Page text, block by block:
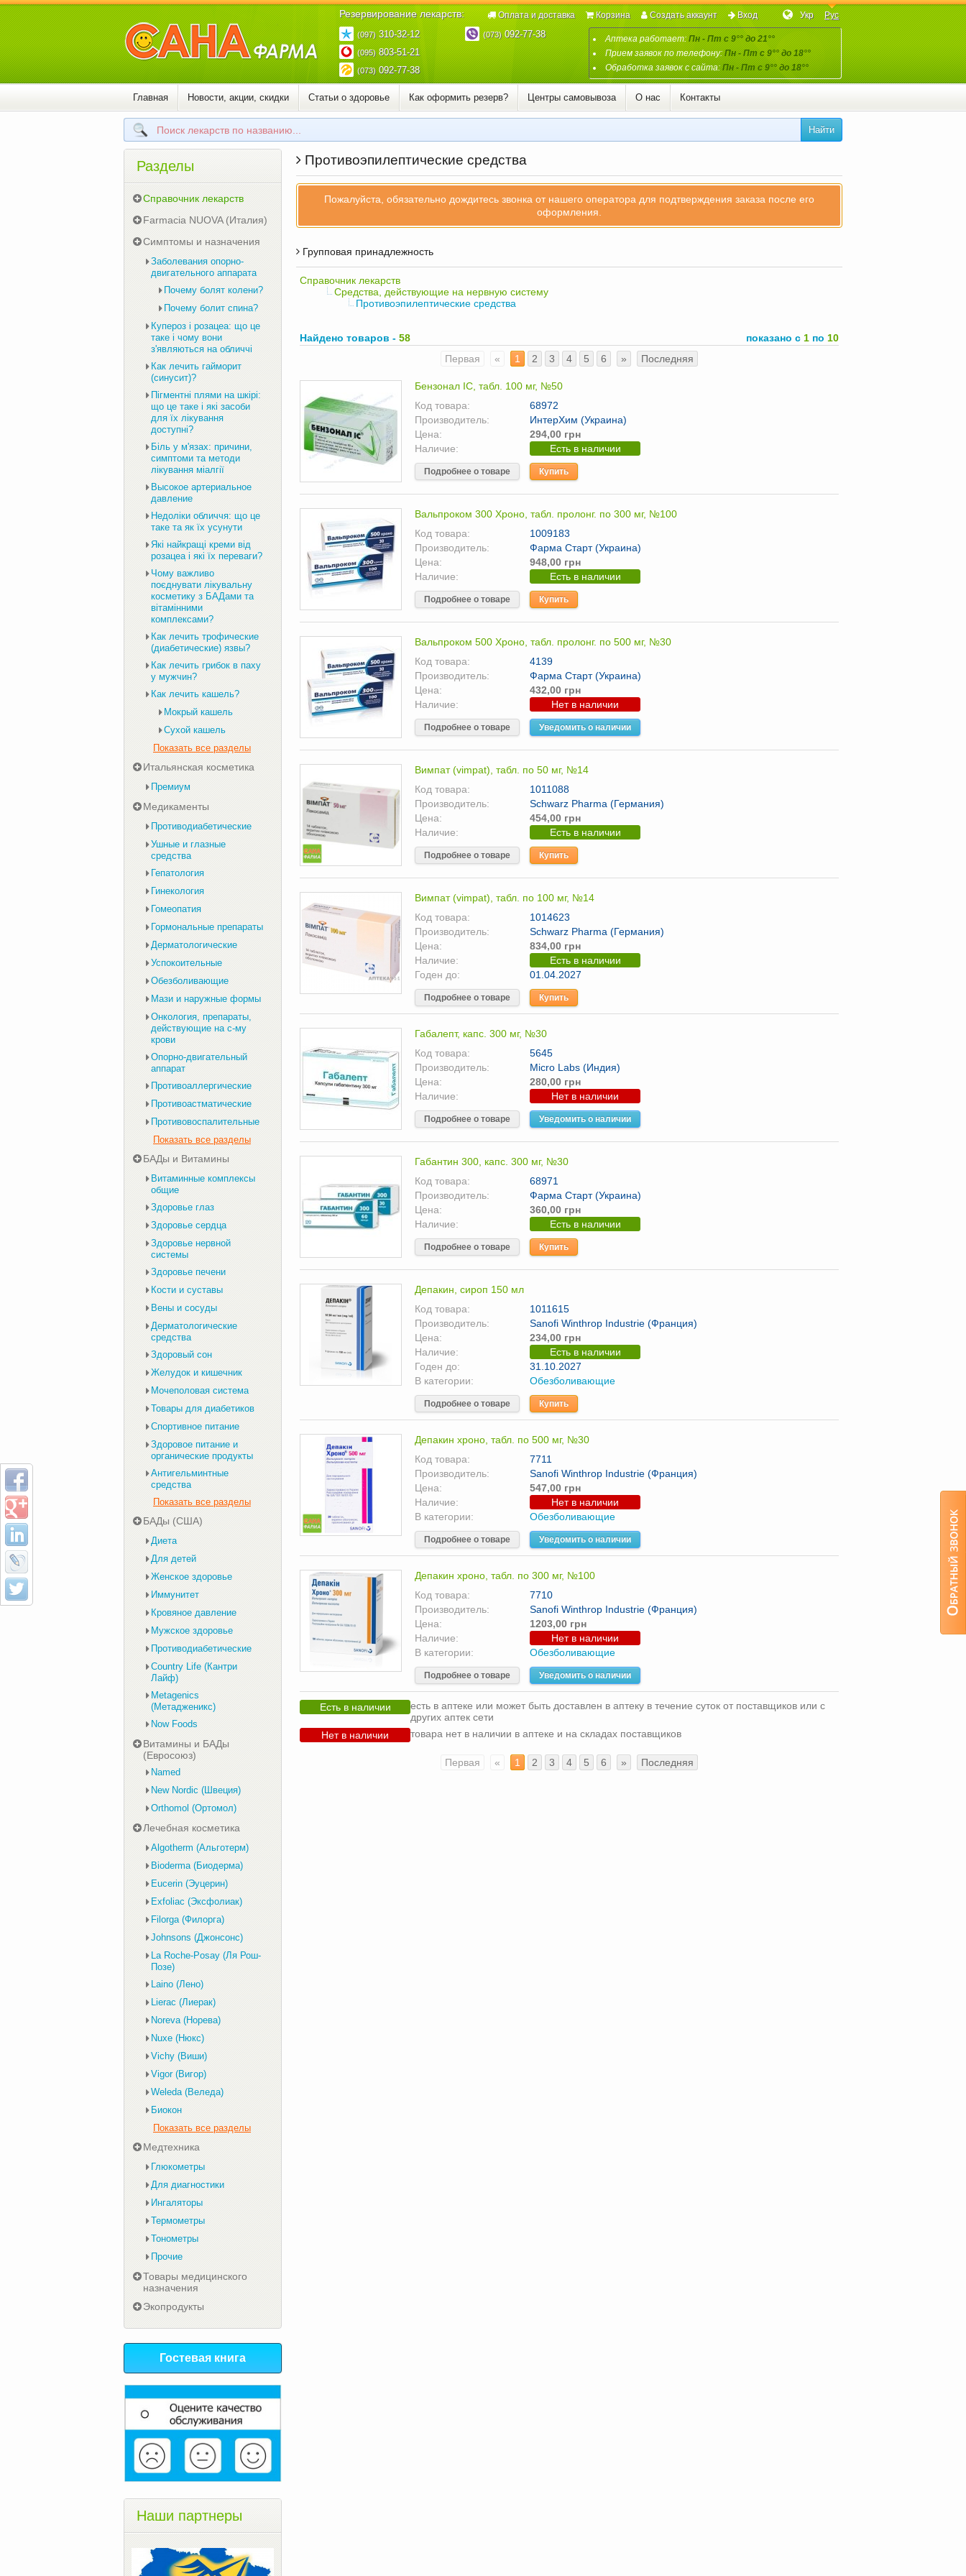
Резервирование лекарств:
(097)310-32-12
(095)803-51-21
(073)092-77-38
(073)092-77-38 Аптека работает:Пн - Пт с 9°° до 21°°
Прием заявок по телефону:Пн - Пт с 9°° до 18°°
Обработка заявок с сайта:Пн - Пт с 9°° до 18°°
Укр Рус
Оплата и доставка Корзина Создать аккаунт Вход
Главная Новости, акции, скидки Статьи о здоровье Как оформить резерв? Центры самовывоза О нас Контакты
Найти
Противоэпилептические средства
Пожалуйста, обязательно дождитесь звонка от нашего оператора для подтверждения заказа после его
оформления.
Групповая принадлежность
Справочник лекарств
Средства, действующие на нервную систему
Противоэпилептические средства
Найдено товаров - 58 показано с 1 по 10
Первая
« 1 2 3 4 5 6 » Последняя
Бензонал IC, табл. 100 мг, №50
Код товара:
68972
Производитель:
ИнтерХим (Украина)
Цена:
294,00 грн
Наличие:
Есть в наличии
Подробнее о товаре Купить
Вальпроком 300 Хроно, табл. пролонг. по 300 мг, №100
Код товара:
1009183
Производитель:
Фарма Старт (Украина)
Цена:
948,00 грн
Наличие:
Есть в наличии
Подробнее о товаре Купить
Вальпроком 500 Хроно, табл. пролонг. по 500 мг, №30
Код товара:
4139
Производитель:
Фарма Старт (Украина)
Цена:
432,00 грн
Наличие:
Нет в наличии
Подробнее о товаре Уведомить о наличии
Вимпат (vimpat), табл. по 50 мг, №14
Код товара:
1011088
Производитель:
Schwarz Pharma (Германия)
Цена:
454,00 грн
Наличие:
Есть в наличии
Подробнее о товаре Купить
Вимпат (vimpat), табл. по 100 мг, №14
Код товара:
1014623
Производитель:
Schwarz Pharma (Германия)
Цена:
834,00 грн
Наличие:
Есть в наличии
Годен до:
01.04.2027
Подробнее о товаре Купить
Габалепт, капс. 300 мг, №30
Код товара:
5645
Производитель:
Micro Labs (Индия)
Цена:
280,00 грн
Наличие:
Нет в наличии
Подробнее о товаре Уведомить о наличии
Габантин 300, капс. 300 мг, №30
Код товара:
68971
Производитель:
Фарма Старт (Украина)
Цена:
360,00 грн
Наличие:
Есть в наличии
Подробнее о товаре Купить
Депакин, сироп 150 мл
Код товара:
1011615
Производитель:
Sanofi Winthrop Industrie (Франция)
Цена:
234,00 грн
Наличие:
Есть в наличии
Годен до:
31.10.2027
В категории:
Обезболивающие
Подробнее о товаре Купить
Депакин хроно, табл. по 500 мг, №30
Код товара:
7711
Производитель:
Sanofi Winthrop Industrie (Франция)
Цена:
547,00 грн
Наличие:
Нет в наличии
В категории:
Обезболивающие
Подробнее о товаре Уведомить о наличии
Депакин хроно, табл. по 300 мг, №100
Код товара:
7710
Производитель:
Sanofi Winthrop Industrie (Франция)
Цена:
1203,00 грн
Наличие:
Нет в наличии
В категории:
Обезболивающие
Подробнее о товаре Уведомить о наличии
Есть в наличии
есть в аптеке или может быть доставлен в аптеку в течение суток от поставщиков или с
других аптек сети
Нет в наличии
товара нет в наличии в аптеке и на складах поставщиков
Первая « 1 2 3 4 5 6 » Последняя
Разделы
Справочник лекарств
Farmacia NUOVA (Италия)
Симптомы и назначения
Заболевания опорно-
двигательного аппарата
Почему болят колени?
Почему болит спина?
Купероз і розацеа: що це
таке і чому вони
з'являються на обличчі
Как лечить гайморит
(синусит)?
Пігментні плями на шкірі:
що це таке і які засоби
для їх лікування
доступні?
Біль у м'язах: причини,
симптоми та методи
лікування міалгії
Высокое артериальное
давление
Недоліки обличчя: що це
таке та як їх усунути
Які найкращі креми від
розацеа і які їх переваги?
Чому важливо
поєднувати лікувальну
косметику з БАДами та
вітамінними
комплексами?
Как лечить трофические
(диабетические) язвы?
Как лечить грибок в паху
у мужчин?
Как лечить кашель?
Мокрый кашель
Сухой кашель
Показать все разделы
Итальянская косметика
Премиум
Медикаменты
Противодиабетические
Ушные и глазные
средства
Гепатология
Гинекология
Гомеопатия
Гормональные препараты
Дерматологические
Успокоительные
Обезболивающие
Мази и наружные формы
Онкология, препараты,
действующие на с-му
крови
Опорно-двигательный
аппарат
Противоаллергические
Противоастматические
Противовоспалительные
Показать все разделы
БАДы и Витамины
Витаминные комплексы
общие
Здоровье глаз
Здоровье сердца
Здоровье нервной
системы
Здоровье печени
Кости и суставы
Вены и сосуды
Дерматологические
средства
Здоровый сон
Желудок и кишечник
Мочеполовая система
Товары для диабетиков
Спортивное питание
Здоровое питание и
органические продукты
Антигельминтные
средства
Показать все разделы
БАДы (США)
Диета
Для детей
Женское здоровье
Иммунитет
Кровяное давление
Мужское здоровье
Противодиабетические
Country Life (Кантри
Лайф)
Metagenics
(Метадженикс)
Now Foods
Витамины и БАДы
(Евросоюз)
Named
New Nordic (Швеция)
Orthomol (Ортомол)
Лечебная косметика
Algotherm (Альготерм)
Bioderma (Биодерма)
Eucerin (Эуцерин)
Exfoliac (Эксфолиак)
Filorga (Филорга)
Johnsons (Джонсонс)
La Roche-Posay (Ля Рош-
Позе)
Laino (Лено)
Lierac (Лиерак)
Noreva (Норева)
Nuxe (Нюкс)
Vichy (Виши)
Vigor (Вигор)
Weleda (Веледа)
Биокон
Показать все разделы
Медтехника
Глюкометры
Для диагностики
Ингаляторы
Термометры
Тонометры
Прочие
Товары медицинского
назначения
Экопродукты
Гостевая книга
Наши партнеры